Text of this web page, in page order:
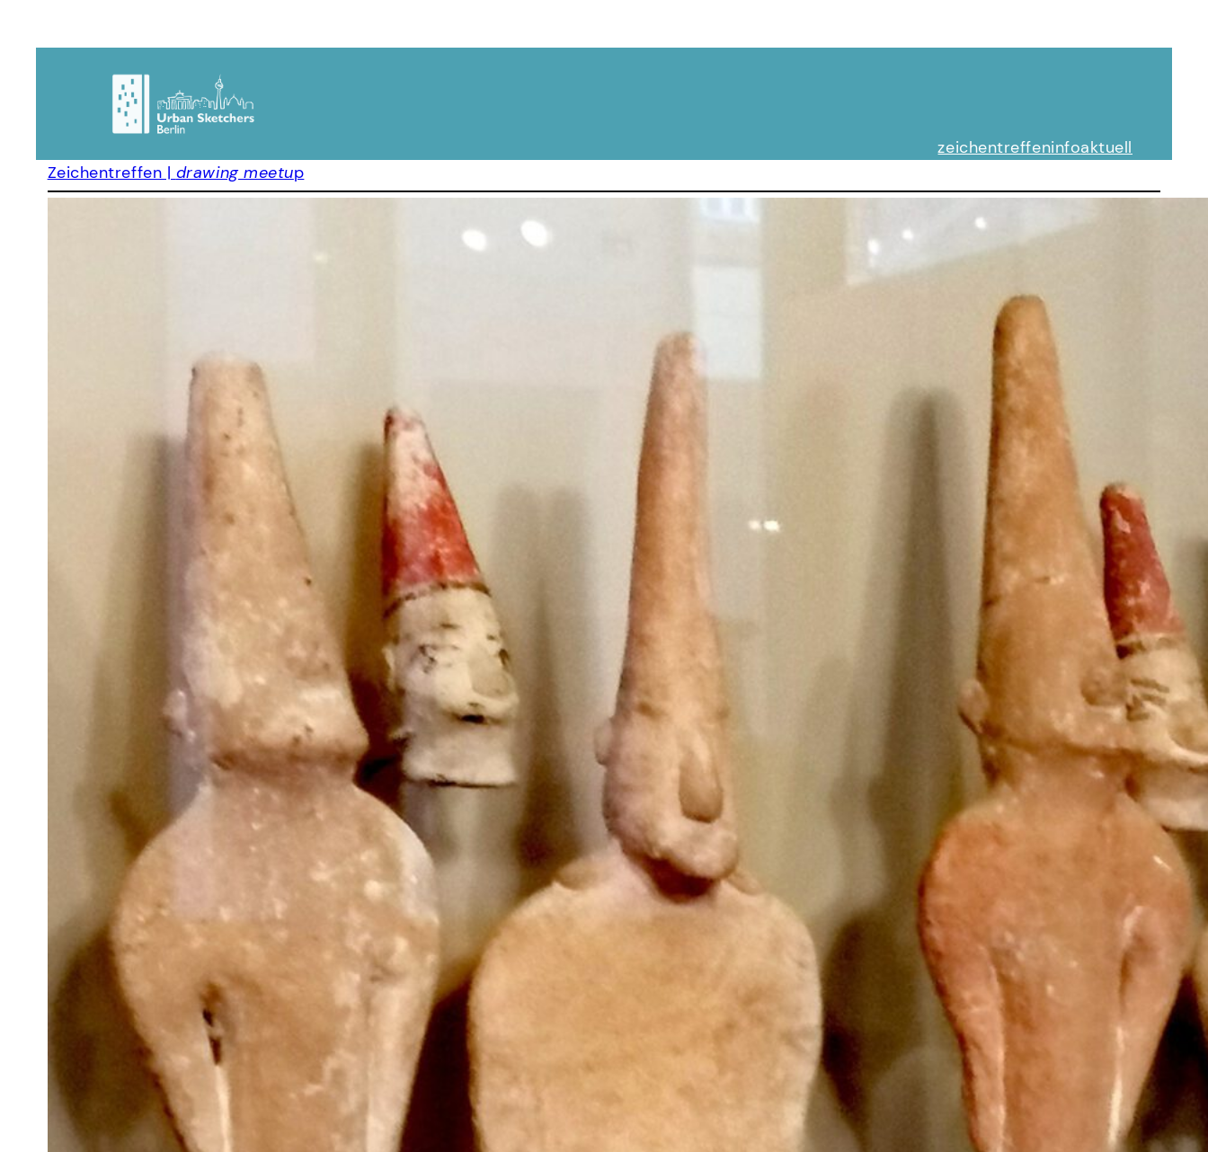
zeichentreffeninfoaktuell
Zeichentreffen | drawing meetup